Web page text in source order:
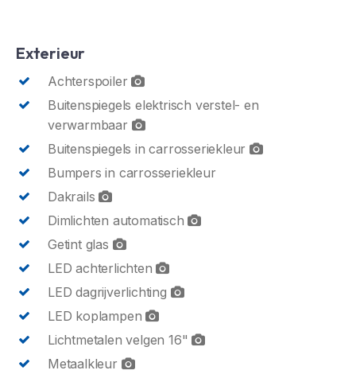
Exterieur
Achterspoiler
Buitenspiegels elektrisch verstel- en
verwarmbaar
Buitenspiegels in carrosseriekleur
Bumpers in carrosseriekleur
Dakrails
Dimlichten automatisch
Getint glas
LED achterlichten
LED dagrijverlichting
LED koplampen
Lichtmetalen velgen 16"
Metaalkleur